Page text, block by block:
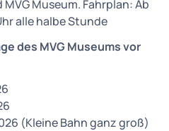
Museum. Fahrplan: Ab
alle halbe Stunde
des MVG Museums vor
(Kleine Bahn ganz groß)